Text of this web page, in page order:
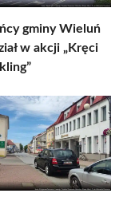
gminy Wieluń
w akcji „Kręci